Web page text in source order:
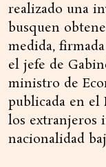
realizado una
busquen
medida,
el jefe de
ministro de
publicada en el
los extranjeros
nacionalidad